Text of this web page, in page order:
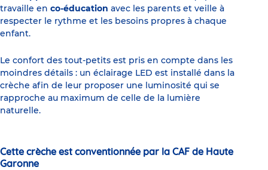
travaille en co-éducation avec les parents et veille à
respecter le rythme et les besoins propres à chaque
enfant.
Le confort des tout-petits est pris en compte dans les
moindres détails : un éclairage LED est installé dans la
crèche afin de leur proposer une luminosité qui se
rapproche au maximum de celle de la lumière
naturelle.
Cette crèche est conventionnée par la CAF de Haute
Garonne